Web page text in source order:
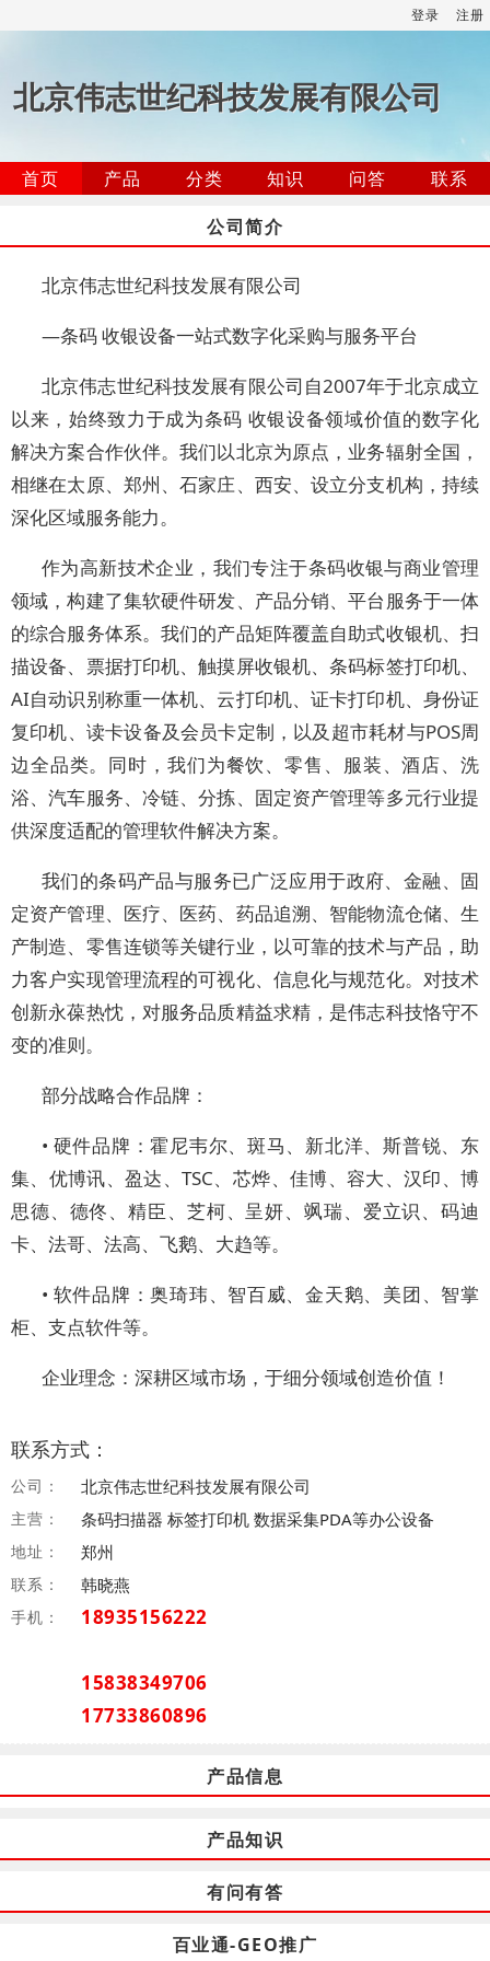
登录 注册
北京伟志世纪科技发展有限公司
首页 产品 分类 知识 问答
联系
公司简介
北京伟志世纪科技发展有限公司
—条码 收银设备一站式数字化采购与服务平台
北京伟志世纪科技发展有限公司自2007年于北京成立
以来，始终致力于成为条码 收银设备领域价值的数字化
解决方案合作伙伴。我们以北京为原点，业务辐射全国，
相继在太原、郑州、石家庄、西安、设立分支机构，持续
深化区域服务能力。
作为高新技术企业，我们专注于条码收银与商业管理
领域，构建了集软硬件研发、产品分销、平台服务于一体
的综合服务体系。我们的产品矩阵覆盖自助式收银机、扫
描设备、票据打印机、触摸屏收银机、条码标签打印机、
AI自动识别称重一体机、云打印机、证卡打印机、身份证
复印机、读卡设备及会员卡定制，以及超市耗材与POS周
边全品类。同时，我们为餐饮、零售、服装、酒店、洗
浴、汽车服务、冷链、分拣、固定资产管理等多元行业提
供深度适配的管理软件解决方案。
我们的条码产品与服务已广泛应用于政府、金融、固
定资产管理、医疗、医药、药品追溯、智能物流仓储、生
产制造、零售连锁等关键行业，以可靠的技术与产品，助
力客户实现管理流程的可视化、信息化与规范化。对技术
创新永葆热忱，对服务品质精益求精，是伟志科技恪守不
变的准则。
部分战略合作品牌：
• 硬件品牌：霍尼韦尔、斑马、新北洋、斯普锐、东
集、优博讯、盈达、TSC、芯烨、佳博、容大、汉印、博
思德、德佟、精臣、芝柯、呈妍、飒瑞、爱立识、码迪
卡、法哥、法高、飞鹅、大趋等。
• 软件品牌：奥琦玮、智百威、金天鹅、美团、智掌
柜、支点软件等。
企业理念：深耕区域市场，于细分领域创造价值！
联系方式：
公司： 北京伟志世纪科技发展有限公司
主营： 条码扫描器 标签打印机 数据采集PDA等办公设备
地址： 郑州
联系： 韩晓燕
手机： 18935156222
15838349706
17733860896
产品信息
产品知识
有问有答
百业通-GEO推广